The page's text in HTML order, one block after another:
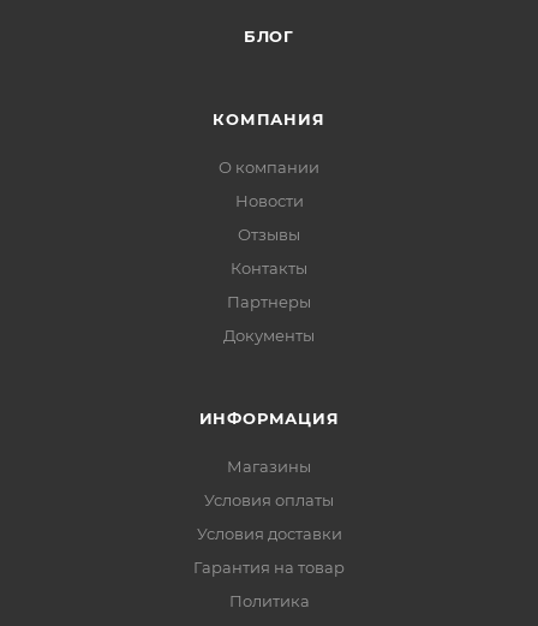
БЛОГ
КОМПАНИЯ
О компании
Новости
Отзывы
Контакты
Партнеры
Документы
ИНФОРМАЦИЯ
Магазины
Условия оплаты
Условия доставки
Гарантия на товар
Политика